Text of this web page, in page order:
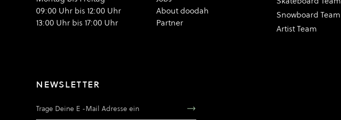
09:00 Uhr bis 12:00 Uhr
13:00 Uhr bis 17:00 Uhr
About doodah
Partner
Snowboard Team
Artist Team
NEWSLETTER